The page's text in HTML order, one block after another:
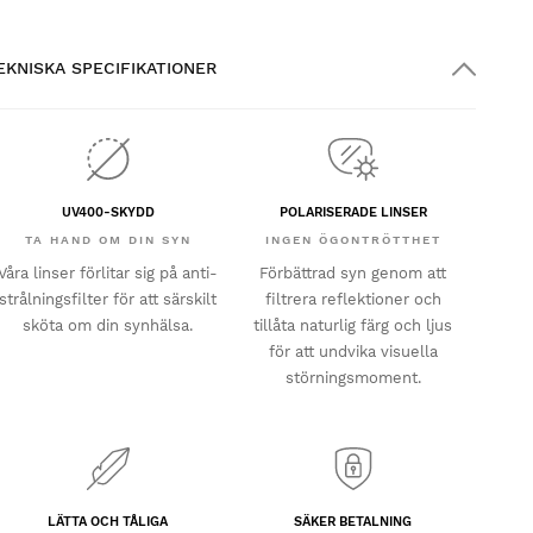
SPECIFIKATIONER
UV400-SKYDD
TA HAND OM DIN SYN
linser förlitar sig på anti-
strålningsfilter för att särskilt
sköta om din synhälsa.
POLARISERADE LINSER
INGEN ÖGONTRÖTTHET
Förbättrad syn genom att
filtrera reflektioner och
tillåta naturlig färg och ljus
för att undvika visuella
störningsmoment.
LÄTTA OCH TÅLIGA SÄKER BETALNING